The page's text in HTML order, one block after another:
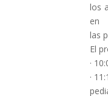
los
en
las
El
·
·